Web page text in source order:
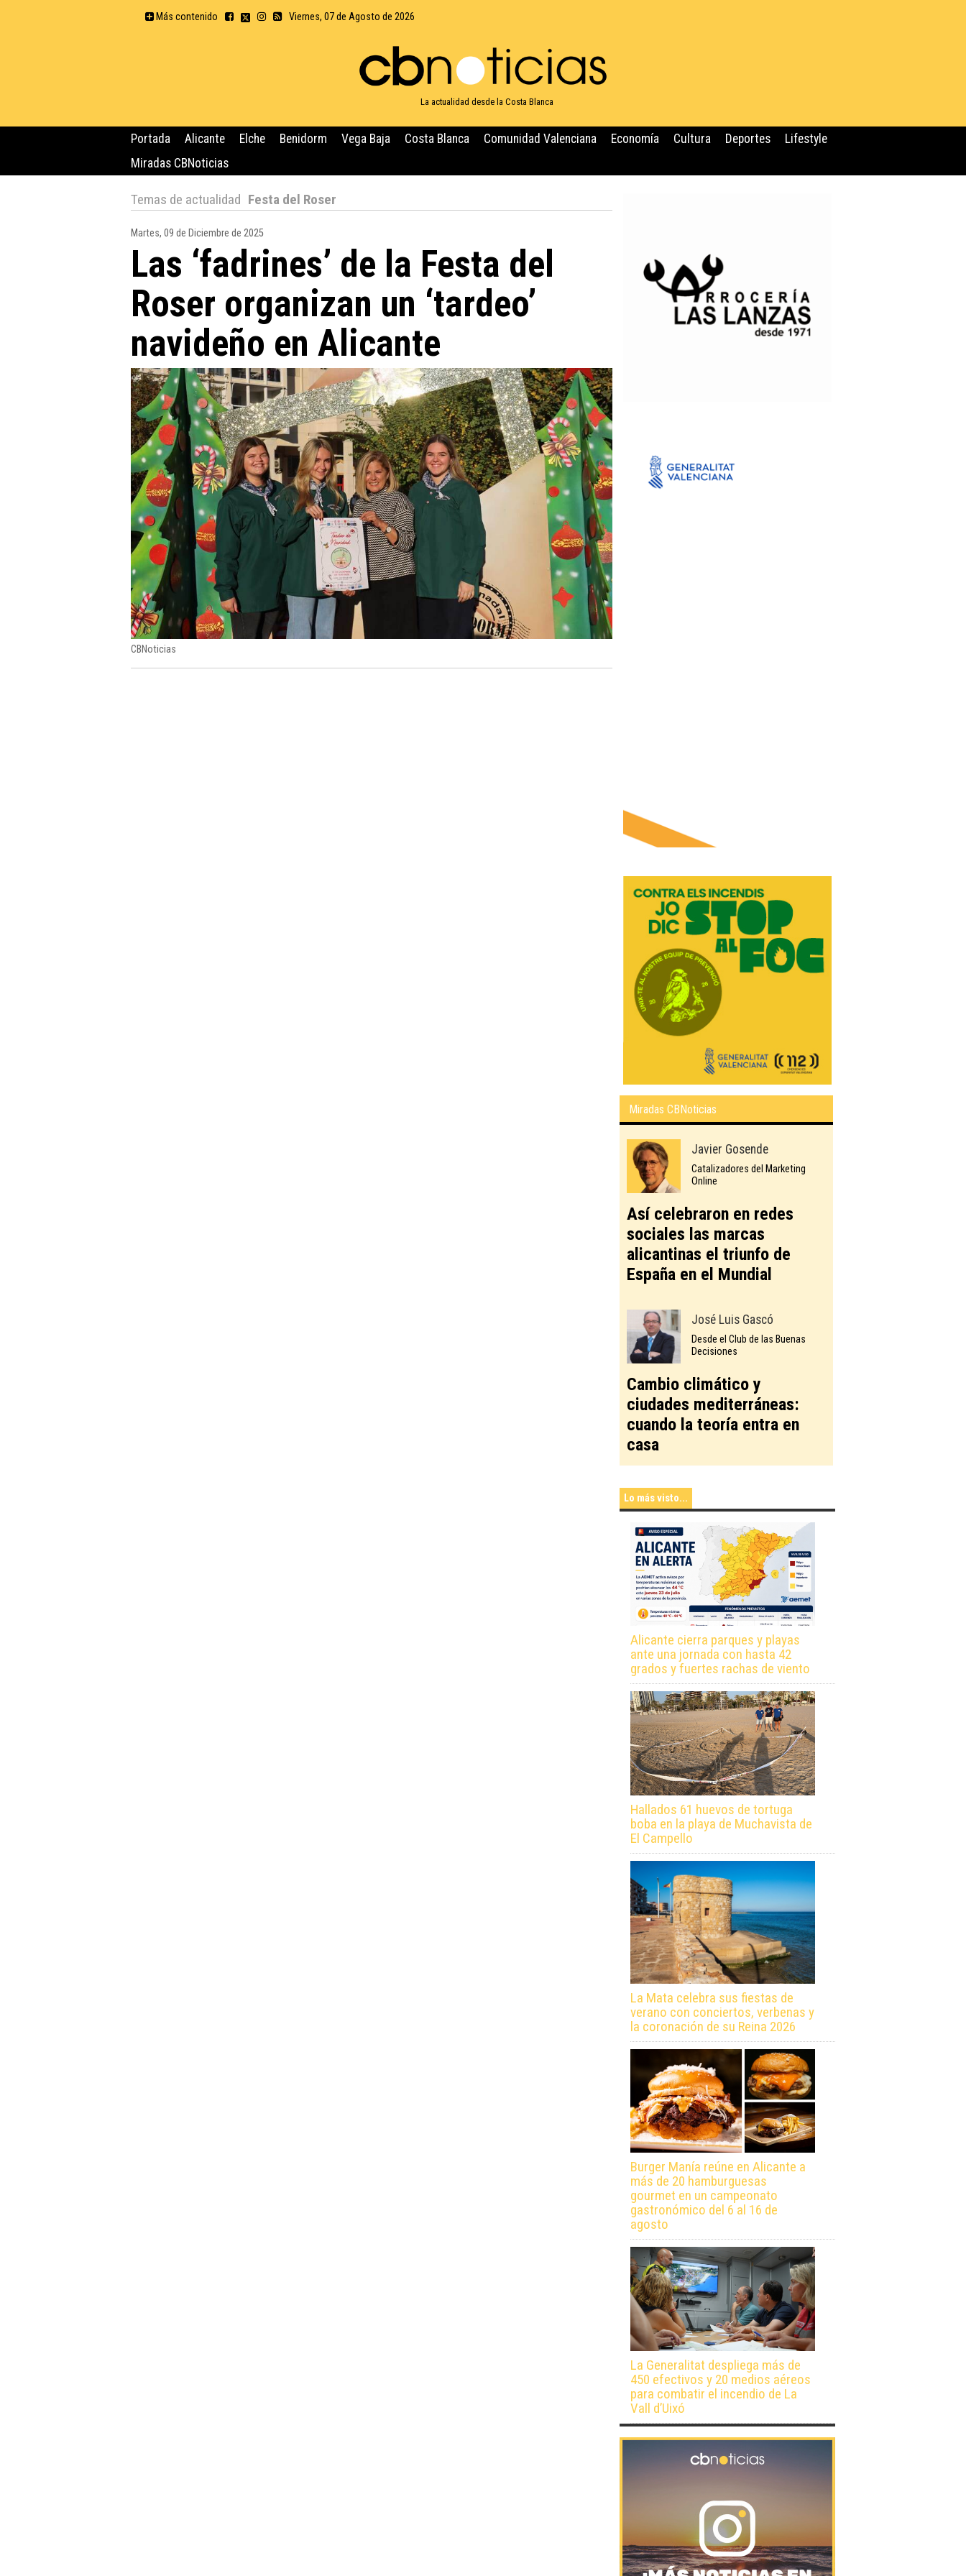
Más contenido Viernes, 07 de Agosto de 2026
La actualidad desde la Costa Blanca
Portada Alicante Elche Benidorm Vega Baja Costa Blanca Comunidad Valenciana Economía Cultura Deportes
Lifestyle
Miradas CBNoticias
Temas de actualidad Festa del Roser
Martes, 09 de Diciembre de 2025
Las ‘fadrines’ de la Festa del
Roser organizan un ‘tardeo’
navideño en Alicante
CBNoticias
Miradas CBNoticias
Javier Gosende
Catalizadores del Marketing
Online
Así celebraron en redes
sociales las marcas
alicantinas el triunfo de
España en el Mundial
José Luis Gascó
Desde el Club de las Buenas
Decisiones
Cambio climático y
ciudades mediterráneas:
cuando la teoría entra en
casa
Lo más visto...
Alicante cierra parques y playas
ante una jornada con hasta 42
grados y fuertes rachas de viento
Hallados 61 huevos de tortuga
boba en la playa de Muchavista de
El Campello
La Mata celebra sus fiestas de
verano con conciertos, verbenas y
la coronación de su Reina 2026
Burger Manía reúne en Alicante a
más de 20 hamburguesas
gourmet en un campeonato
gastronómico del 6 al 16 de
agosto
La Generalitat despliega más de
450 efectivos y 20 medios aéreos
para combatir el incendio de La
Vall d’Uixó